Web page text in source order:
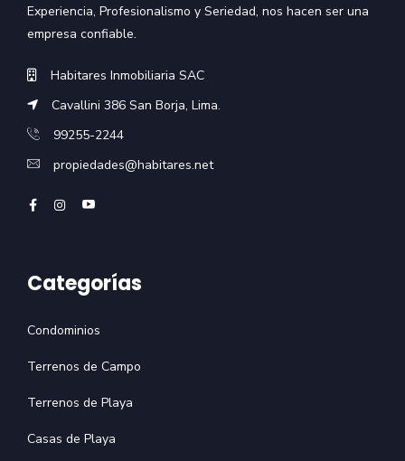
Experiencia, Profesionalismo y Seriedad, nos hacen ser una
empresa confiable.
Habitares Inmobiliaria SAC
Cavallini 386 San Borja, Lima.
99255-2244
propiedades@habitares.net
Categorías
Condominios
Terrenos de Campo
Terrenos de Playa
Casas de Playa